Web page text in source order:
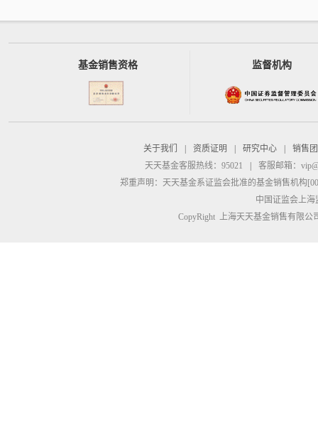
基金销售资格 监督机构
关于我们 资质证明 研究中心
销售
天天基金客服热线：95021
客服邮箱：
郑重声明： 天天基金系证监会批准的基金销售机构
中国证监会上
CopyRight 上海天天基金销售有限